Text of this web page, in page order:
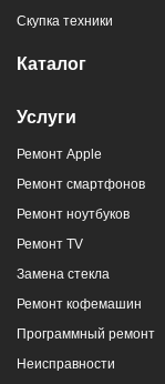
Скупка техники
Каталог
Услуги
Ремонт Apple
Ремонт смартфонов
Ремонт ноутбуков
Ремонт TV
Замена стекла
Ремонт кофемашин
Программный ремонт
Неисправности